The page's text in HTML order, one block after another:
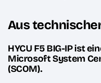
Aus
HYCU F5 BIG-IP ist
Microsoft System
(SCOM).